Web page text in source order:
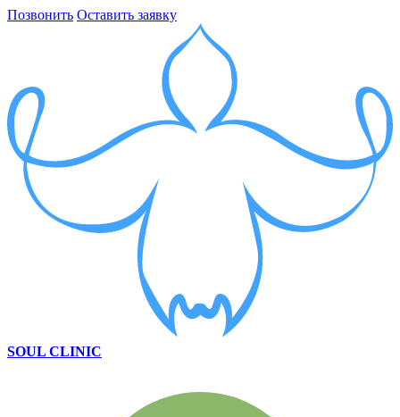
Позвонить Оставить заявку
SOUL CLINIC